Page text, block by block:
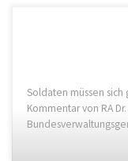
Soldaten müssen
Kommentar von RA